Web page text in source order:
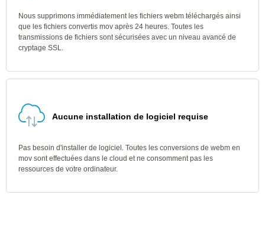
Nous supprimons immédiatement les fichiers webm téléchargés ainsi
que les fichiers convertis mov après 24 heures. Toutes les
transmissions de fichiers sont sécurisées avec un niveau avancé de
cryptage SSL.
Aucune installation de logiciel requise
Pas besoin d'installer de logiciel. Toutes les conversions de webm en
mov sont effectuées dans le cloud et ne consomment pas les
ressources de votre ordinateur.